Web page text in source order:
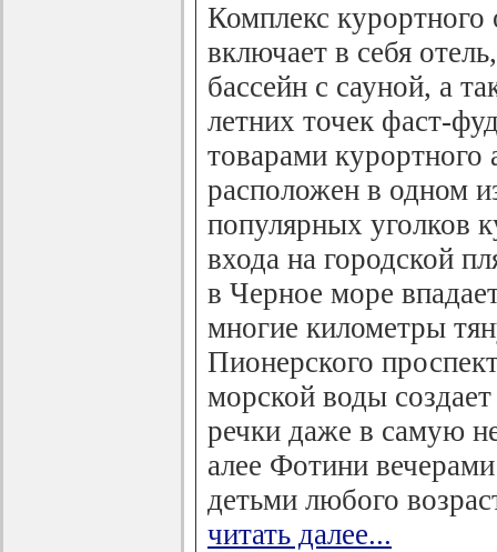
Комплекс
включает в себя
бассейн с сауной, а
летних точек фаст-
товарами курортного
расположен в одном
популярных уголков
входа на городской
в Черное море
многие километры
Пионерского
морской воды
речки даже в самую
алее Фотини
детьми любого
читать далее...